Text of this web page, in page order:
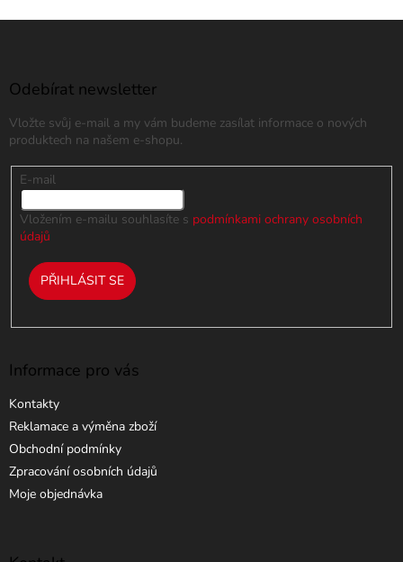
Z
Odebírat newsletter
Vložte svůj e-mail a my vám budeme zasílat informace o nových
produktech na našem e-shopu.
E-mail
Vložením e-mailu souhlasíte s podmínkami ochrany osobních
údajů
PŘIHLÁSIT SE
Informace pro vás
Kontakty
Reklamace a výměna zboží
Obchodní podmínky
Zpracování osobních údajů
Moje objednávka